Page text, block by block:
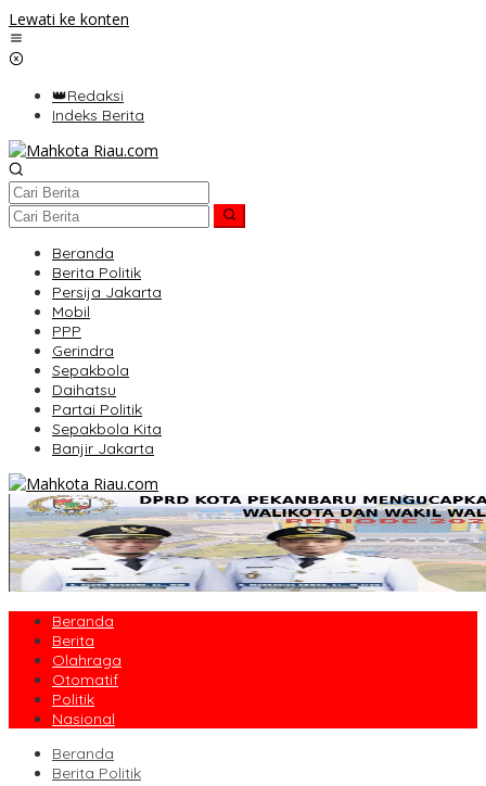
Lewati ke konten
👑Redaksi
Indeks Berita
Beranda
Berita Politik
Persija Jakarta
Mobil
PPP
Gerindra
Sepakbola
Daihatsu
Partai Politik
Sepakbola Kita
Banjir Jakarta
Beranda
Berita
Olahraga
Otomatif
Politik
Nasional
Beranda
Berita Politik